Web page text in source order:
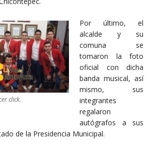
click.
Por último, el
alcalde y su
comuna se
tomaron la foto
oficial con dicha
banda musical, así
mismo, sus
integrantes
regalaron
autógrafos a sus
de la Presidencia Municipal.